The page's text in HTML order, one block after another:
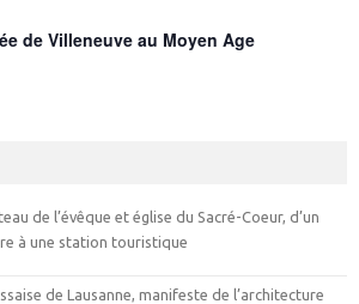
de Villeneuve au Moyen Age
de l’évêque et église du Sacré-Coeur, d’un
à une station touristique
de Lausanne, manifeste de l’architecture